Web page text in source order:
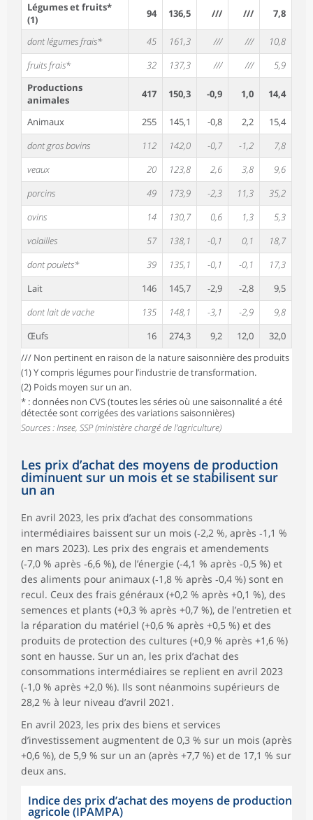
Légumes et fruits*
(1)
94 136,5 /// /// 7,8
dont légumes frais* 45 161,3 /// ///
10,8
fruits frais*
32 137,3 /// ///
5,9
Productions
animales
417 150,3 -0,9 1,0 14,4
Animaux 255 145,1 -0,8 2,2
15,4
dont gros bovins
112 142,0 -0,7 -1,2
7,8
veaux
20 123,8 2,6 3,8
9,6
porcins
49 173,9 -2,3 11,3
35,2
ovins
14 130,7 0,6 1,3
5,3
volailles
57 138,1 -0,1 0,1
18,7
dont poulets*
39 135,1 -0,1 -0,1
17,3
Lait
146 145,7 -2,9 -2,8
9,5
dont lait de vache
135 148,1 -3,1 -2,9
9,8
Œufs
16 274,3 9,2 12,0
32,0
/// Non pertinent en raison de la nature saisonnière des produits
(1) Y compris légumes pour l’industrie de transformation.
(2) Poids moyen sur un an.
* : données non CVS (toutes les séries où une saisonnalité a été
détectée sont corrigées des variations saisonnières)
Sources : Insee, SSP (ministère chargé de l’agriculture)
Les prix d’achat des moyens de production
diminuent sur un mois et se stabilisent sur
un an
En avril 2023, les prix d’achat des consommations
intermédiaires baissent sur un mois (‑2,2 %, après ‑1,1 %
en mars 2023). Les prix des engrais et amendements
(‑7,0 % après ‑6,6 %), de l’énergie (‑4,1 % après ‑0,5 %) et
des aliments pour animaux (‑1,8 % après ‑0,4 %) sont en
recul. Ceux des frais généraux (+0,2 % après +0,1 %), des
semences et plants (+0,3 % après +0,7 %), de l’entretien et
la réparation du matériel (+0,6 % après +0,5 %) et des
produits de protection des cultures (+0,9 % après +1,6 %)
sont en hausse. Sur un an, les prix d’achat des
consommations intermédiaires se replient en avril 2023
(‑1,0 % après +2,0 %). Ils sont néanmoins supérieurs de
28,2 % à leur niveau d’avril 2021.
En avril 2023, les prix des biens et services
d’investissement augmentent de 0,3 % sur un mois (après
+0,6 %), de 5,9 % sur un an (après +7,7 %) et de 17,1 % sur
deux ans.
Indice des prix d’achat des moyens de production
agricole (IPAMPA)